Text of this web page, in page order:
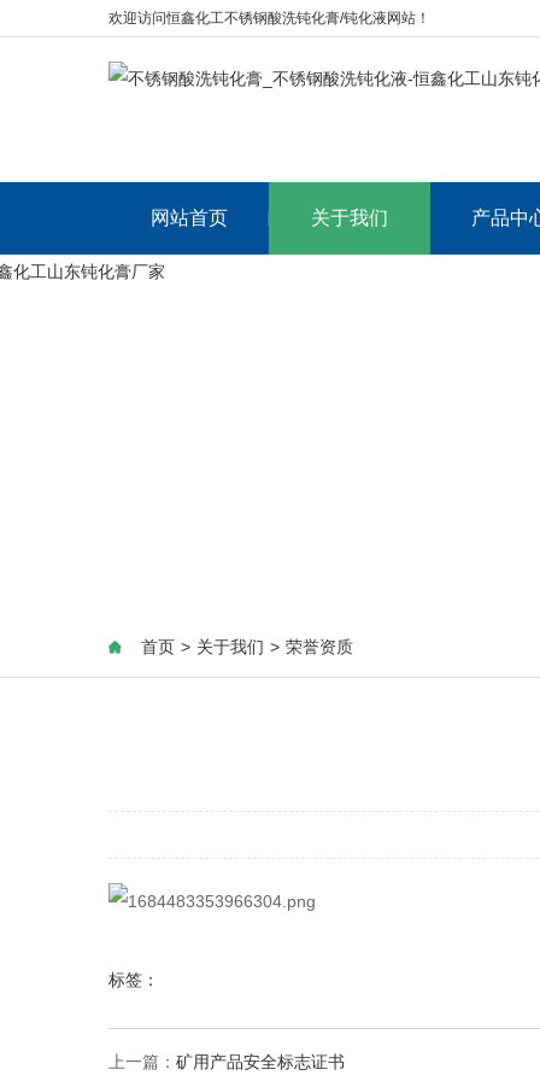
欢迎访问恒鑫化工不锈钢酸洗钝化膏/钝化液网站！
网站首页 关于我们 产品中
首页 > 关于我们 > 荣誉资质
标签：
上一篇： 矿用产品安全标志证书